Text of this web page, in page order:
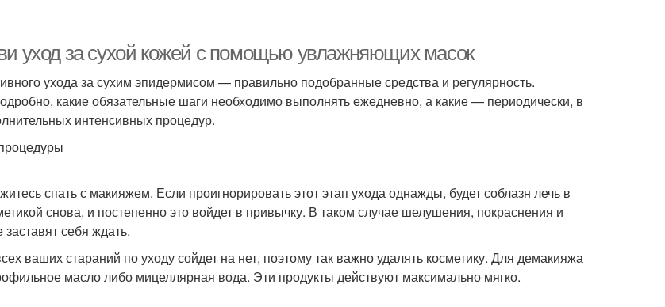
уход за сухой кожей с помощью увлажняющих масок
ухода за сухим эпидермисом — правильно подобранные средства и регулярность.
какие обязательные шаги необходимо выполнять ежедневно, а какие — периодически, в
интенсивных процедур.
спать с макияжем. Если проигнорировать этот этап ухода однажды, будет соблазн лечь в
снова, и постепенно это войдет в привычку. В таком случае шелушения, покраснения и
себя ждать.
ваших стараний по уходу сойдет на нет, поэтому так важно удалять косметику. Для демакияжа
масло либо мицеллярная вода. Эти продукты действуют максимально мягко.